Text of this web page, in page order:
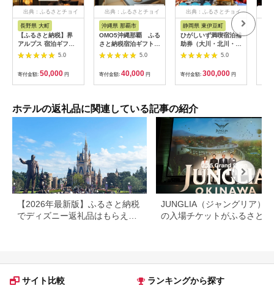
出典：ふるさとチョイ
長野県 大町
【ふるさと納税】界
アルプス 宿泊ギフト
券（15,000円分）
【星野リゾート】
5.0
寄付金額: 50,000 円
出典：ふるさとチョイ
沖縄県 那覇市
OMO5沖縄那覇 ふる
さと納税宿泊ギフト券
(12,000円)
5.0
寄付金額: 40,000 円
出典：ふるさとチョイ
静岡県 東伊豆町
ひがしいず満喫宿泊補
助券（大川・北川・熱
川・片瀬・白田・稲取
5.0
寄付金額: 300,000 円
ホテルの返礼品に関連している記事の紹介
【2026年最新版】ふるさと納税
でディズニー返礼品はもらえ
JUNGLIA（ジャングリア）
の入場チケットがふるさと納
サイト比較 ランキングから探す